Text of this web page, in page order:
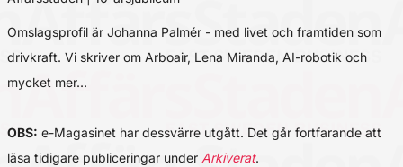
Omslagsprofil är Johanna Palmér - med livet och framtiden som
drivkraft. Vi skriver om Arboair, Lena Miranda, AI-robotik och
mycket mer…
OBS: e-Magasinet har dessvärre utgått. Det går fortfarande att
läsa tidigare publiceringar under Arkiverat.